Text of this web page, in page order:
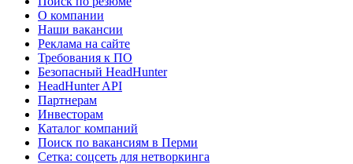
О компании
Наши вакансии
Реклама на сайте
Требования к ПО
Безопасный HeadHunter
HeadHunter API
Партнерам
Инвесторам
Каталог компаний
Поиск по вакансиям в Перми
Сетка: соцсеть для нетворкинга